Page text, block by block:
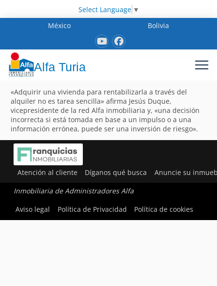
Select Language ▼
México
Bolivia
Alfa Turia
«Adquirir una vivienda para rentabilizarla a través del
alquiler no es tarea sencilla» afirma Jesús Duque,
vicepresidente de la red Alfa inmobiliaria y, «una decisión
incorrecta si está tomada en base a un impulso o a una
información errónea, puede ser una inversión de riesgo».
Atención al cliente Díganos qué busca Anuncie su
Inmobiliaria de Administradores Alfa
Aviso legal
Política de Privacidad Política de cookies